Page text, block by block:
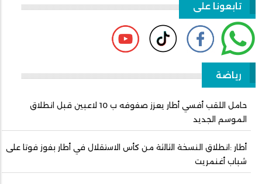
تابعونا على
رياضة
حامل اللقب أفسي أطار يعزز صفوفه ب 10 لاعبين قبل انطلاق
الموسم الجديد
أطار :انطلاق النسخة الثالثة من كأس الاستقلال في أطار بفوز فوتا على
شباب أغنمريت